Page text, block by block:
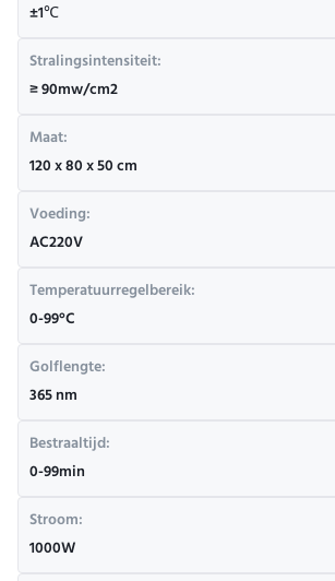
±1℃
Stralingsintensiteit:
≥ 90mw/cm2
Maat:
120 x 80 x 50 cm
Voeding:
AC220V
Temperatuurregelbereik:
0-99°C
Golflengte:
365 nm
Bestraaltijd:
0-99min
Stroom:
1000W